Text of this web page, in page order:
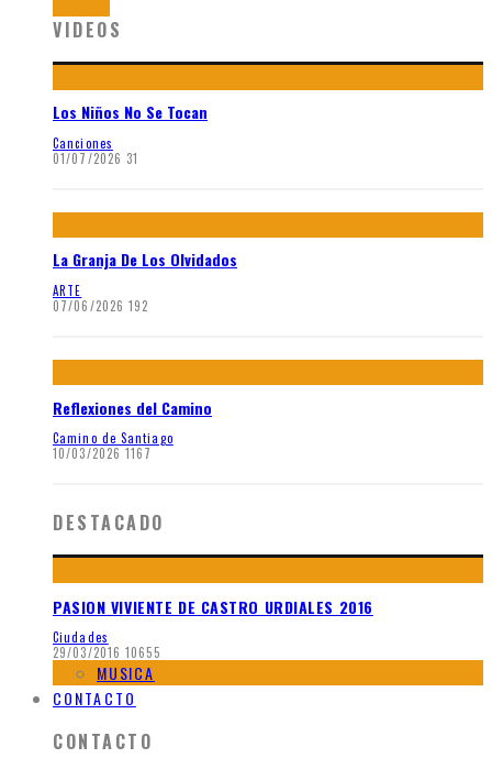
VIDEOS
Los Niños No Se Tocan
Canciones
01/07/2026 31
La Granja De Los Olvidados
ARTE
07/06/2026 192
Reflexiones del Camino
Camino de Santiago
10/03/2026 1167
DESTACADO
PASION VIVIENTE DE CASTRO URDIALES 2016
Ciudades
29/03/2016 10655
MUSICA
CONTACTO
CONTACTO